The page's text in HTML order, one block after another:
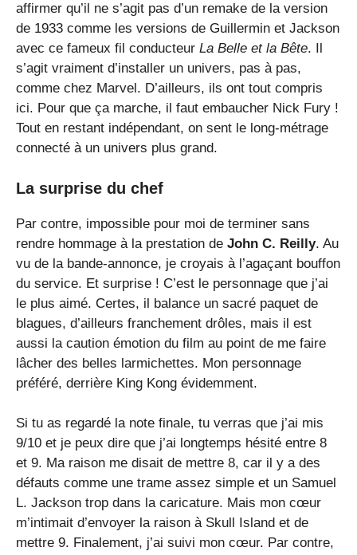
affirmer qu’il ne s’agit pas d’un remake de la version
de 1933 comme les versions de Guillermin et Jackson
avec ce fameux fil conducteur La Belle et la Bête. Il
s’agit vraiment d’installer un univers, pas à pas,
comme chez Marvel. D’ailleurs, ils ont tout compris
ici. Pour que ça marche, il faut embaucher Nick Fury !
Tout en restant indépendant, on sent le long-métrage
connecté à un univers plus grand.
La surprise du chef
Par contre, impossible pour moi de terminer sans
rendre hommage à la prestation de John C. Reilly. Au
vu de la bande-annonce, je croyais à l’agaçant bouffon
du service. Et surprise ! C’est le personnage que j’ai
le plus aimé. Certes, il balance un sacré paquet de
blagues, d’ailleurs franchement drôles, mais il est
aussi la caution émotion du film au point de me faire
lâcher des belles larmichettes. Mon personnage
préféré, derrière King Kong évidemment.
Si tu as regardé la note finale, tu verras que j’ai mis
9/10 et je peux dire que j’ai longtemps hésité entre 8
et 9. Ma raison me disait de mettre 8, car il y a des
défauts comme une trame assez simple et un Samuel
L. Jackson trop dans la caricature. Mais mon cœur
m’intimait d’envoyer la raison à Skull Island et de
mettre 9. Finalement, j’ai suivi mon cœur. Par contre,